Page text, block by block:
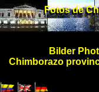
Bilder
Chimborazo
Fotos de
Fotos de